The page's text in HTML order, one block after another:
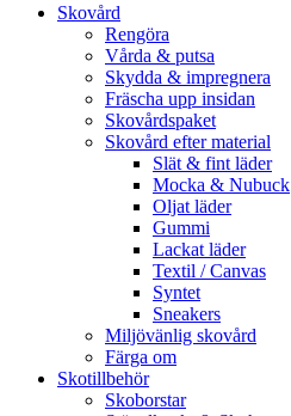
Skovård
Rengöra
Vårda & putsa
Skydda & impregnera
Fräscha upp insidan
Skovårdspaket
Skovård efter material
Slät & fint läder
Mocka & Nubuck
Oljat läder
Gummi
Lackat läder
Textil / Canvas
Syntet
Sneakers
Miljövänlig skovård
Färga om
Skotillbehör
Skoborstar